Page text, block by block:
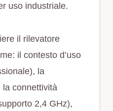
uso industriale.
il rilevatore
il contesto d’uso
la
connettività
2,4 GHz),